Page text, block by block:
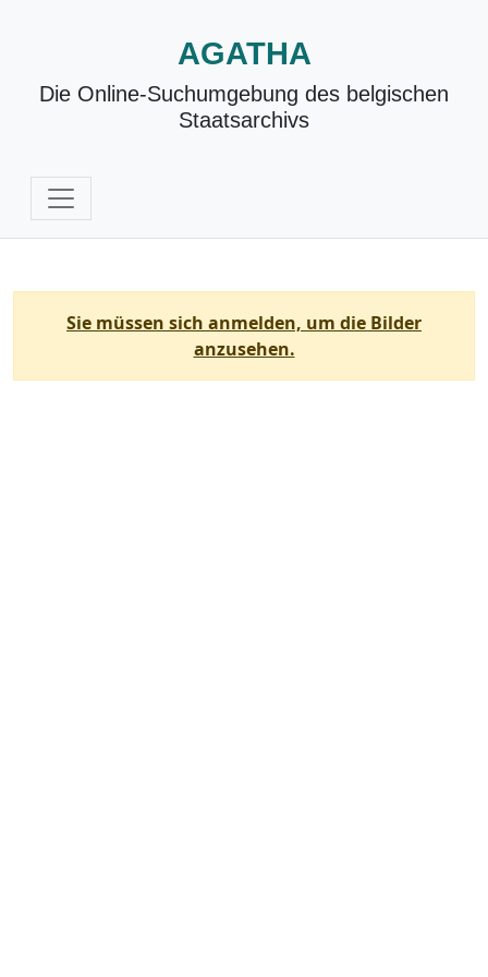
AGATHA
Die Online-Suchumgebung des belgischen
Staatsarchivs
Sie müssen sich anmelden, um die Bilder
anzusehen.